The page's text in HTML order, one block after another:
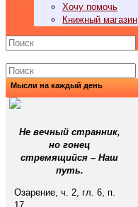
Хочу помочь
Книжный магазин
Мысли на каждый день
Не вечный странник,
но гонец
стремящийся – Наш
путь.
Озарение, ч. 2, гл. 6, п.